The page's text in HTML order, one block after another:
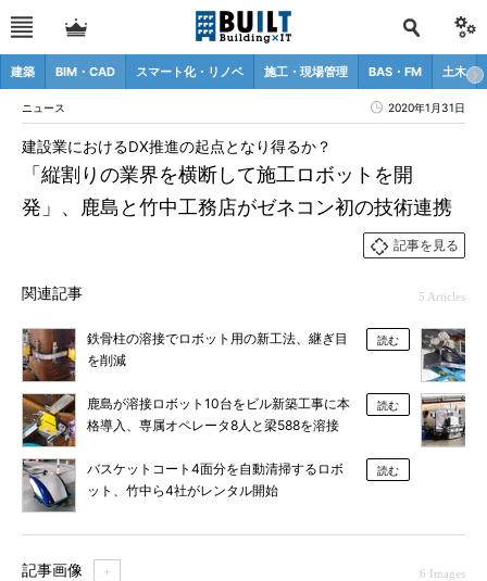
建築 BIM・CAD スマート化・リノベ 施工・現場管理 BAS・FM 土木
ニュース 2020年1月31日
「縦割りの業界を横断して施工ロボットを開
発」、鹿島と竹中工務店がゼネコン初の技術連携
建設業におけるDX推進の起点となり得るか？
記事を見る
関連記事 5 Articles
鉄骨柱の溶接でロボット用の新工法、継ぎ目
を削減
読む
鹿島が溶接ロボット10台をビル新築工事に本
格導入、専属オペレータ8人と梁588を溶接
読む
バスケットコート4面分を自動清掃するロボ
ット、竹中ら4社がレンタル開始
読む
記事画像 ＋ 6 Images